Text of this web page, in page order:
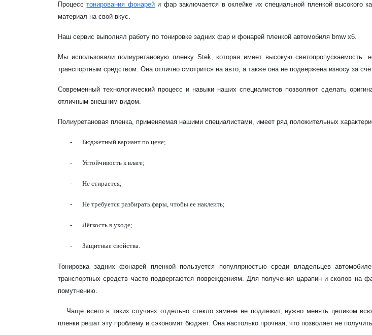
Процесстонирования фонарейи фар заключается в оклейке их специальной пленкой высокого
материал на свой вкус.
Наш сервис выполнял работу по тонировке задних фар и фонарей пленкой автомобиля bmw x6.
Мы использовали полиуретановую пленку Stek, которая имеет высокую
транспортным средством. Она отлично смотрится на авто, а также она не подвержена износу за
Современный технологический процесс и навыки наших специалистов позволяют сделать
отличным внешним видом.
Полиуретановая пленка, применяемая нашими специалистами, имеет ряд положительных
- Бюджетный вариант по цене;
- Устойчивость к влаге;
- Не стирается;
- Не требуется разбирать фары, чтобы ее наклеить;
- Лёгкость в уходе;
- Защитные свойства.
Тонировка задних фонарей пленкой пользуется популярностью среди владельцев
транспортных средств часто подвергаются повреждениям. Для получения царапин и сколов
помутнению.
Чаще всего в таких случаях отдельно стекло замене не подлежит, нужно менять целиком
пленки решат эту проблему и сэкономят бюджет. Она настолько прочная, что позволяет не